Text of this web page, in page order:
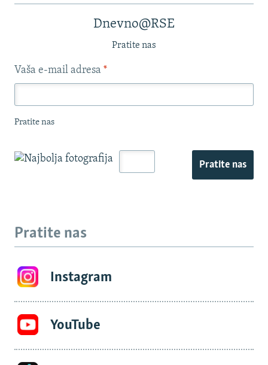
Dnevno@RSE
Pratite nas
Vaša e-mail adresa *
Pratite nas
Pratite nas
Pratite nas
Instagram
YouTube